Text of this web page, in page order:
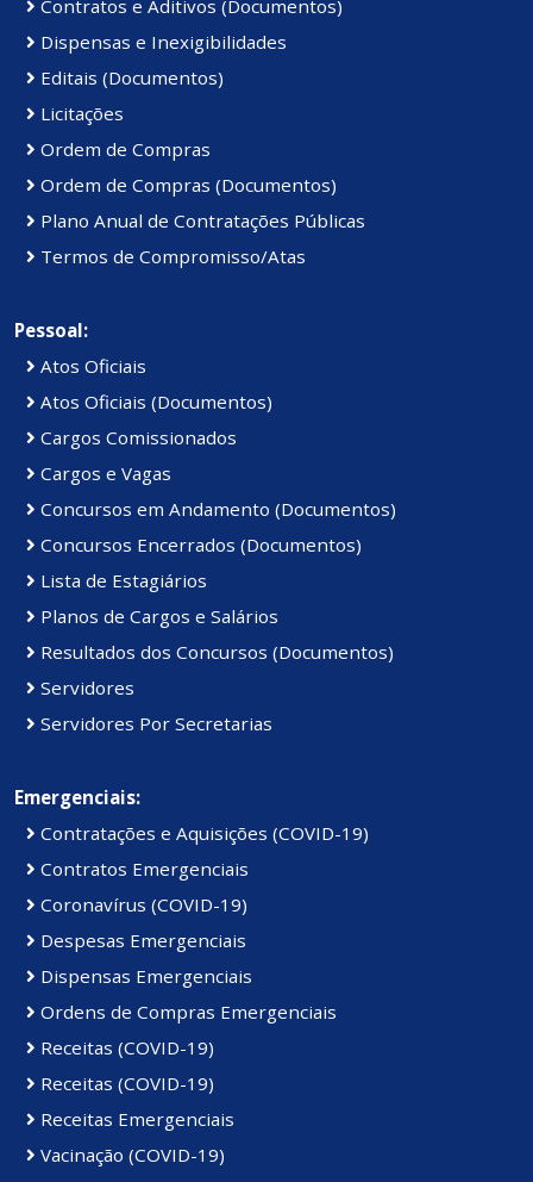
Contratos e Aditivos (Documentos)
Dispensas e Inexigibilidades
Editais (Documentos)
Licitações
Ordem de Compras
Ordem de Compras (Documentos)
Plano Anual de Contratações Públicas
Termos de Compromisso/Atas
Pessoal:
Atos Oficiais
Atos Oficiais (Documentos)
Cargos Comissionados
Cargos e Vagas
Concursos em Andamento (Documentos)
Concursos Encerrados (Documentos)
Lista de Estagiários
Planos de Cargos e Salários
Resultados dos Concursos (Documentos)
Servidores
Servidores Por Secretarias
Emergenciais:
Contratações e Aquisições (COVID-19)
Contratos Emergenciais
Coronavírus (COVID-19)
Despesas Emergenciais
Dispensas Emergenciais
Ordens de Compras Emergenciais
Receitas (COVID-19)
Receitas (COVID-19)
Receitas Emergenciais
Vacinação (COVID-19)